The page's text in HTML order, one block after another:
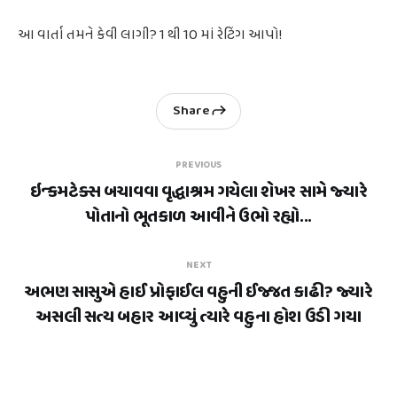
આ વાર્તા તમને કેવી લાગી? 1 થી 10 માં રેટિંગ આપો!
PREVIOUS
ઇન્કમટેક્સ બચાવવા વૃદ્ધાશ્રમ ગયેલા શેખર સામે જ્યારે
પોતાનો ભૂતકાળ આવીને ઉભો રહ્યો...
Share
NEXT
અભણ સાસુએ હાઈ પ્રોફાઈલ વહુની ઈજ્જત કાઢી? જ્યારે
અસલી સત્ય બહાર આવ્યું ત્યારે વહુના હોશ ઉડી ગયા